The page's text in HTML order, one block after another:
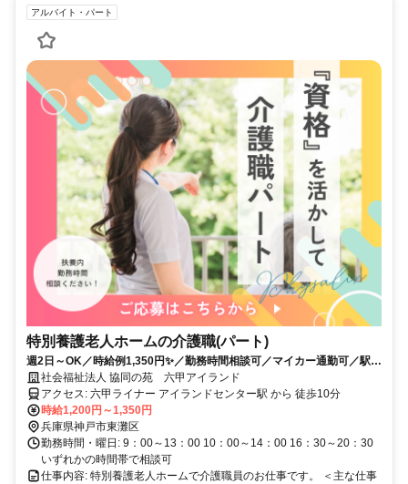
アルバイト・パート
特別養護老人ホームの介護職(パート)
週2日～OK／時給例1,350円✨／勤務時間相談可／マイカー通勤可／駅徒
歩8分社会福祉法人 協同の苑 六甲アイランド
アクセス: 六甲ライナー アイランドセンター駅 から 徒歩10分
時給1,200円～1,350円
兵庫県神戸市東灘区
勤務時間・曜日: 9：00～13：00 10：00～14：00 16：30～20：30
いずれかの時間帯で相談可
仕事内容: 特別養護老人ホームで介護職員のお仕事です。 ＜主な仕事